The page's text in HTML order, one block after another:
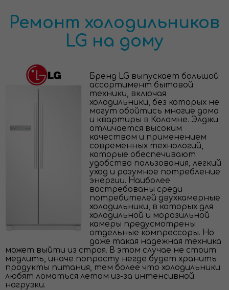
Ремонт холодильников
LG на дому
Бренд LG выпускает большой
ассортимент бытовой
техники, включая
холодильники, без которых не
могут обойтись многие дома
и квартиры в Коломне. Элджи
отличается высоким
качеством и применением
современных технологий,
которые обеспечивают
удобство пользования, легкий
уход и разумное потребление
энергии. Наиболее
востребованы среди
потребителей двухкамерные
холодильники, в которых для
холодильной и морозильной
камеры предусмотрены
отдельные компрессоры. Но
даже такая надежная техника
может выйти из строя. В этом случае не стоит
медлить, иначе попросту негде будет хранить
продукты питания, тем более что холодильники
любят ломаться летом из-за интенсивной
нагрузки.